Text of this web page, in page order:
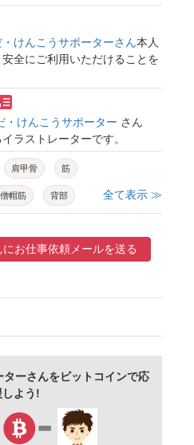
けんこうサポーターさん本人
全にご利用いただけることを
・けんこうサポーター さん
ラストレーターです。
肩甲骨 筋
僧帽筋 背部 全て表示 ≫
お仕事依頼メールを送る
ーさんをビットコインで応
しよう!